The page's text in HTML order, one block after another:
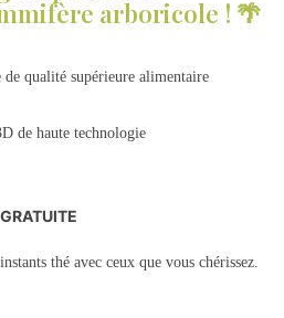
arboricole ! 🌴
qualité supérieure alimentaire
de haute technologie
thé avec ceux que vous chérissez.